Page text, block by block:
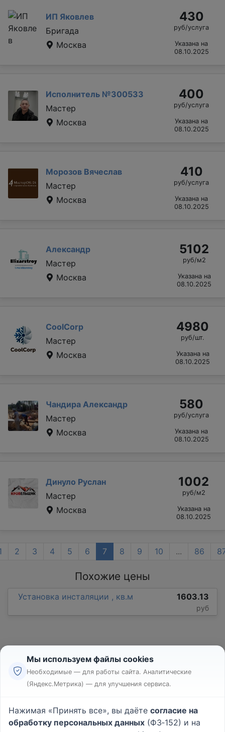
ИП Яковлев
Бригада
Москва
430
руб/услуга
Указана на
08.10.2025
Исполнитель №300533
Мастер
Москва
400
руб/услуга
Указана на
08.10.2025
Морозов Вячеслав
Мастер
Москва
410
руб/услуга
Указана на
08.10.2025
Александр
Мастер
Москва
5102
руб/м2
Указана на
08.10.2025
CoolCorp
Мастер
Москва
4980
руб/шт.
Указана на
08.10.2025
Чандира Александр
Мастер
Москва
580
руб/услуга
Указана на
08.10.2025
Динуло Руслан
Мастер
Москва
1002
руб/м2
Указана на
08.10.2025
2 3 4 5 6 7 8 9 10 ... 86
Похожие цены
Установка инсталяции , кв.м 1603.13
руб
Реклама
Пользовательское соглашение
Политика конфиденциальности
Мы используем файлы cookies
Необходимые — для работы сайта. Аналитические
(Яндекс.Метрика) — для улучшения сервиса.
Нажимая «Принять все», вы даёте согласие на
обработку персональных данных (ФЗ‑152) и на